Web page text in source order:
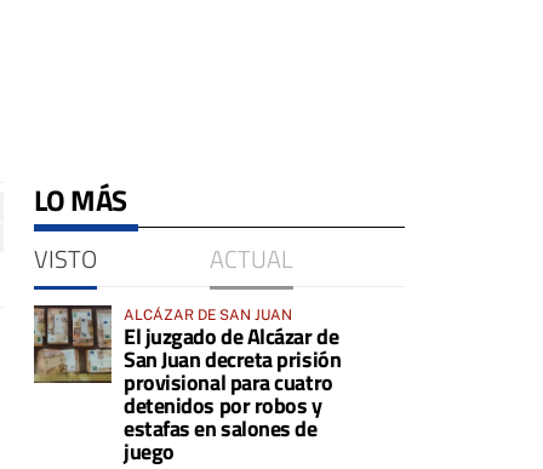
LO MÁS
VISTO ACTUAL
ALCÁZAR DE SAN JUAN
El juzgado de Alcázar de
San Juan decreta prisión
provisional para cuatro
detenidos por robos y
estafas en salones de
juego